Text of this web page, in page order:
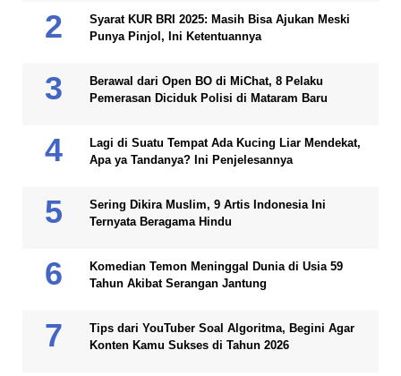
Syarat KUR BRI 2025: Masih Bisa Ajukan Meski
Punya Pinjol, Ini Ketentuannya
Berawal dari Open BO di MiChat, 8 Pelaku
Pemerasan Diciduk Polisi di Mataram Baru
Lagi di Suatu Tempat Ada Kucing Liar Mendekat,
Apa ya Tandanya? Ini Penjelesannya
Sering Dikira Muslim, 9 Artis Indonesia Ini
Ternyata Beragama Hindu
Komedian Temon Meninggal Dunia di Usia 59
Tahun Akibat Serangan Jantung
Tips dari YouTuber Soal Algoritma, Begini Agar
Konten Kamu Sukses di Tahun 2026